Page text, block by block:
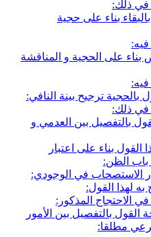
ذلك:
بناء على حجية
بناء على الحجية و المناقشة
ذلك:
بالتفصيل بين العدمي و
بناء على اعتبار
الظن:
في الوجودي:
لهذا القول:
الاحتجاج المذكور:
بالتفصيل بين الأمور
مطلقا: